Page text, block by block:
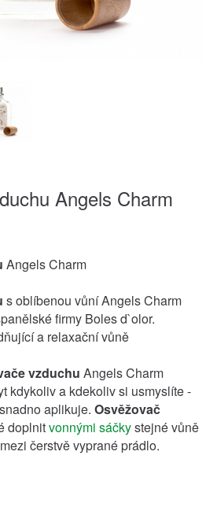
Angels Charm
Angels Charm
s oblíbenou vůní Angels Charm
firmy Boles d`olor.
a relaxační vůně
vzduchu Angels Charm
kdykoliv a kdekoliv si usmyslíte -
aplikuje. Osvěžovač
doplnitvonnými sáčkystejné vůně
čerstvě vyprané prádlo.